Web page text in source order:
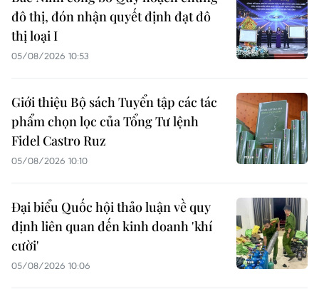
đô thị, đón nhận quyết định đạt đô
thị loại I
05/08/2026 10:53
Giới thiệu Bộ sách Tuyển tập các tác
phẩm chọn lọc của Tổng Tư lệnh
Fidel Castro Ruz
05/08/2026 10:10
Đại biểu Quốc hội thảo luận về quy
định liên quan đến kinh doanh 'khí
cười'
05/08/2026 10:06